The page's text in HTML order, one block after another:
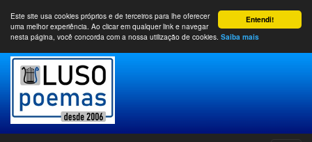
Entendi!
Este site usa cookies próprios e de terceiros para lhe oferecer
uma melhor experiência. Ao clicar em qualquer link e navegar
nesta página, você concorda com a nossa utilização de cookies. Saiba mais